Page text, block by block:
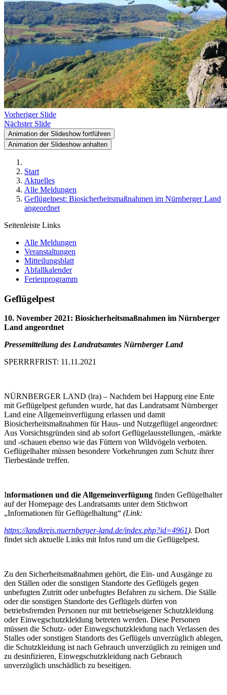
Vorheriger Slide
Nächster Slide
Animation der Slideshow fortführen
Animation der Slideshow anhalten
Start
Aktuelles
Alle Meldungen
Geflügelpest: Biosicherheitsmaßnahmen im Nürnberger Land
angeordnet
Seitenleiste Links
Alle Meldungen
Veranstaltungen
Mitteilungsblatt
Abfallkalender
Ferienprogramm
Geflügelpest
10. November 2021: Biosicherheitsmaßnahmen im Nürnberger
Land angeordnet
Pressemitteilung des Landratsamtes Nürnberger Land
SPERRRFRIST: 11.11.2021
NÜRNBERGER LAND (lra) – Nachdem bei Happurg eine Ente
mit Geflügelpest gefunden wurde, hat das Landratsamt Nürnberger
Land eine Allgemeinverfügung erlassen und damit
Biosicherheitsmaßnahmen für Haus- und Nutzgeflügel angeordnet:
Aus Vorsichtsgründen sind ab sofort Geflügelausstellungen, -märkte
und -schauen ebenso wie das Füttern von Wildvögeln verboten.
Geflügelhalter müssen besondere Vorkehrungen zum Schutz ihrer
Tierbestände treffen.
Informationen und die Allgemeinverfügung finden Geflügelhalter
auf der Homepage des Landratsamts unter dem Stichwort
„Informationen für Geflügelhaltung“ (Link:
https://landkreis.nuernberger-land.de/index.php?id=4961). Dort
findet sich aktuelle Links mit Infos rund um die Geflügelpest.
Zu den Sicherheitsmaßnahmen gehört, die Ein- und Ausgänge zu
den Ställen oder die sonstigen Standorte des Geflügels gegen
unbefugten Zutritt oder unbefugtes Befahren zu sichern. Die Ställe
oder die sonstigen Standorte des Geflügels dürfen von
betriebsfremden Personen nur mit betriebseigener Schutzkleidung
oder Einwegschutzkleidung betreten werden. Diese Personen
müssen die Schutz- oder Einwegschutzkleidung nach Verlassen des
Stalles oder sonstigen Standorts des Geflügels unverzüglich ablegen,
die Schutzkleidung ist nach Gebrauch unverzüglich zu reinigen und
zu desinfizieren, Einwegschutzkleidung nach Gebrauch
unverzüglich unschädlich zu beseitigen.